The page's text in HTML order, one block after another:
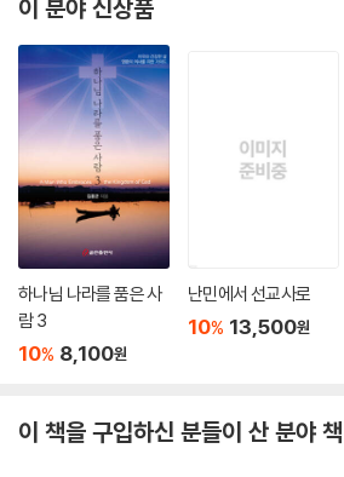
들에게 매우 유익하고 적절한 도움을 줄 것이다.
이 분야 신상품
하나님 나라를 품은 사
람 3
10% 8,100원
난민에서 선교사로
10% 13,500원
이 책을 구입하신 분들이 산 분야 책